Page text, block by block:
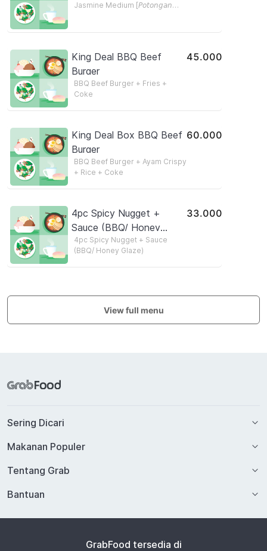
Jasmine Medium [𝘗𝘰𝘵𝘰𝘯𝘨𝘢𝘯
King Deal BBQ Beef
Burger
BBQ Beef Burger + Fries +
Coke
45.000
King Deal Box BBQ Beef
Burger
BBQ Beef Burger + Ayam Crispy
+ Rice + Coke
60.000
4pc Spicy Nugget +
Sauce (BBQ/ Honey
Glaze)
4pc Spicy Nugget + Sauce
(BBQ/ Honey Glaze)
33.000
View full menu
Sering Dicari
Makanan Populer
Tentang Grab
Bantuan
GrabFood tersedia di